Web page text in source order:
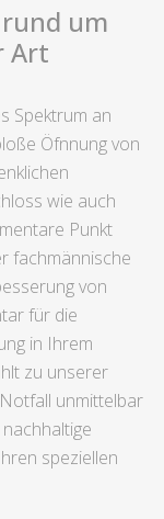
rund um
Art
Spektrum an
Öfnnung von
wie auch
Punkt
fachmännische
von
für die
in Ihrem
zu unserer
unmittelbar
speziellen